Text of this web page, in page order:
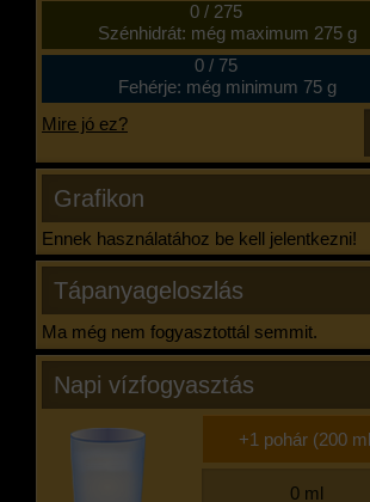
0/ 275
Szénhidrát: még maximum 275 g
0/ 75
Fehérje: még minimum 75 g
Mire jó ez?
Grafikon
Ennek használatához be kell jelentkezni!
Tápanyageloszlás
Ma még nem fogyasztottál semmit.
Napi vízfogyasztás